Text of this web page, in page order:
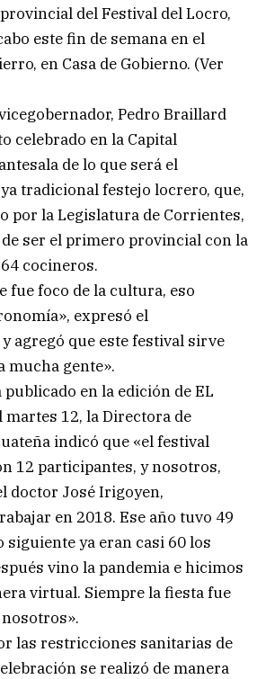
del Festival del Locro,
este fin de semana en el
en Casa de Gobierno. (Ver
Pedro Braillard
celebrado en la Capital
de lo que será el
tradicional festejo locrero, que,
por la Legislatura de Corrientes,
ser el primero provincial con la
cocineros.
fue foco de la cultura, eso
expresó el
agregó que este festival sirve
mucha gente».
en la edición de EL
martes 12, la Directora de
indicó que «el festival
12 participantes, y nosotros,
doctor José Irigoyen,
en 2018. Ese año tuvo 49
siguiente ya eran casi 60 los
vino la pandemia e hicimos
virtual. Siempre la fiesta fue
las restricciones sanitarias de
se realizó de manera